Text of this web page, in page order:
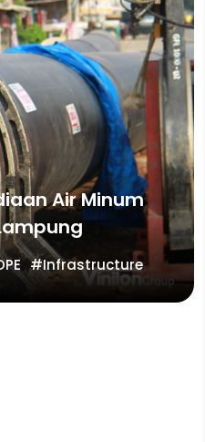
Air Minum
Infrastructure